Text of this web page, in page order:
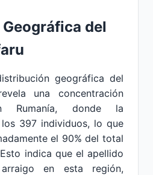
del
geográfica del
una concentración
Rumanía, donde la
397 individuos, lo que
el 90% del total
indica que el apellido
en esta región,